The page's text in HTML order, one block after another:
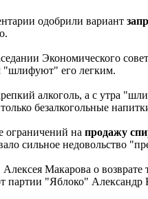
одобрили вариант
Экономического
"шлифуют" его легким.
алкоголь, а с утра
безалкогольные
ограничений на продажу
сильное недовольство
Макарова о
партии "Яблоко"